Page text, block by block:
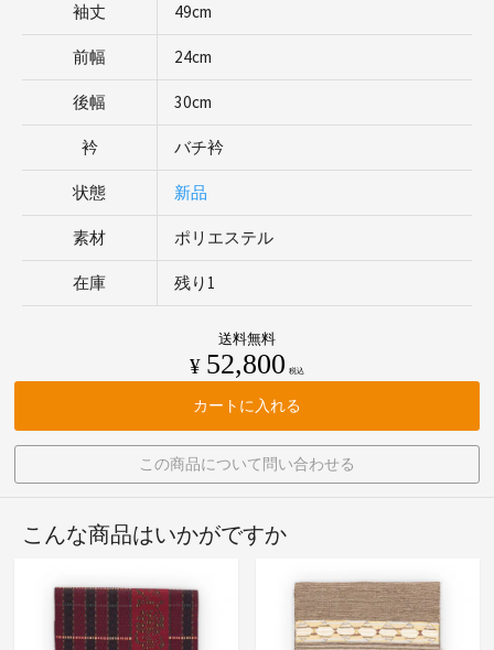
袖丈 49cm
前幅 24cm
後幅 30cm
衿 バチ衿
状態 新品
素材 ポリエステル
在庫 残り1
送料無料
¥ 52,800 税込
カートに入れる
この商品について問い合わせる
こんな商品はいかがですか